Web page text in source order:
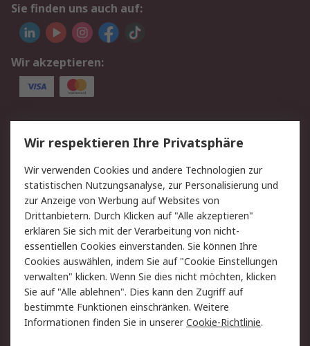
Sie finden uns auch auf:
Wir akzeptieren:
Service
Value Added Services
Lieferlösungen
Rücksendung/Entsorgung Kontakt
Hilfe
Rechtliches
RS Verkaufs- und
Lieferbedingungen
Datenschutz
Cookie-Richtlinie
Zahlungsbedingungen
Impressum
Webseite Konditionen
Wir respektieren Ihre Privatsphäre
Wir verwenden Cookies und andere Technologien zur
statistischen Nutzungsanalyse, zur Personalisierung und
zur Anzeige von Werbung auf Websites von
Drittanbietern. Durch Klicken auf "Alle akzeptieren"
erklären Sie sich mit der Verarbeitung von nicht-
essentiellen Cookies einverstanden. Sie können Ihre
Cookies auswählen, indem Sie auf "Cookie Einstellungen
verwalten" klicken. Wenn Sie dies nicht möchten, klicken
Sie auf "Alle ablehnen". Dies kann den Zugriff auf
bestimmte Funktionen einschränken. Weitere
Informationen finden Sie in unsererCookie-Richtlinie.